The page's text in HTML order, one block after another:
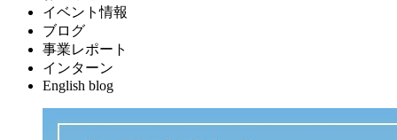
イベント情報
ブログ
事業レポート
インターン
English blog